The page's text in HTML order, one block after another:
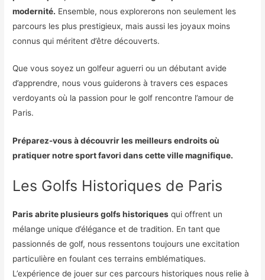
modernité. Ensemble, nous explorerons non seulement les
parcours les plus prestigieux, mais aussi les joyaux moins
connus qui méritent d’être découverts.
Que vous soyez un golfeur aguerri ou un débutant avide
d’apprendre, nous vous guiderons à travers ces espaces
verdoyants où la passion pour le golf rencontre l’amour de
Paris.
Préparez-vous à découvrir les meilleurs endroits où
pratiquer notre sport favori dans cette ville magnifique.
Les Golfs Historiques de Paris
Paris abrite plusieurs golfs historiques qui offrent un
mélange unique d’élégance et de tradition. En tant que
passionnés de golf, nous ressentons toujours une excitation
particulière en foulant ces terrains emblématiques.
L’expérience de jouer sur ces parcours historiques nous relie à